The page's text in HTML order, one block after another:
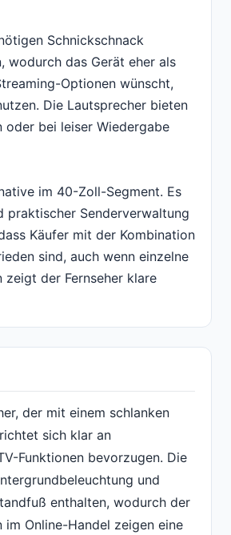
Schnickschnack
wodurch das Gerät eher als
Optionen wünscht,
Die Lautsprecher bieten
bei leiser Wiedergabe
im 40-Zoll-Segment. Es
praktischer Senderverwaltung
Käufer mit der Kombination
sind, auch wenn einzelne
zeigt der Fernseher klare
der mit einem schlanken
sich klar an
Funktionen bevorzugen. Die
und
enthalten, wodurch der
Online-Handel zeigen eine